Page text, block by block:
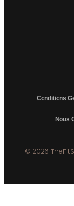
Conditions
Nous
© 2026